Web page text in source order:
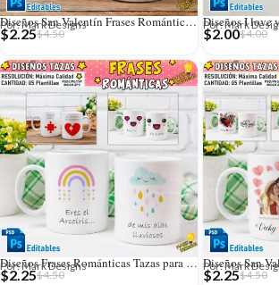
Diseños San Valentín Frases Románticas Tazas
Por: Mark Designs
$4.50
$2.25
Por: Mark
$4.00
$2.00
Diseños Frases Románticas Tazas para San Valentín
Por: Mark Designs
$4.50
$2.25
Por: Mark
$4.50
$2.25